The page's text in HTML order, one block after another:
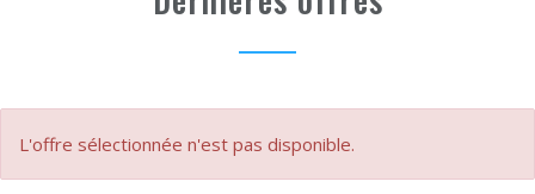
L'offre sélectionnée n'est pas disponible.